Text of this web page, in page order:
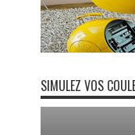
SIMULEZ VOS